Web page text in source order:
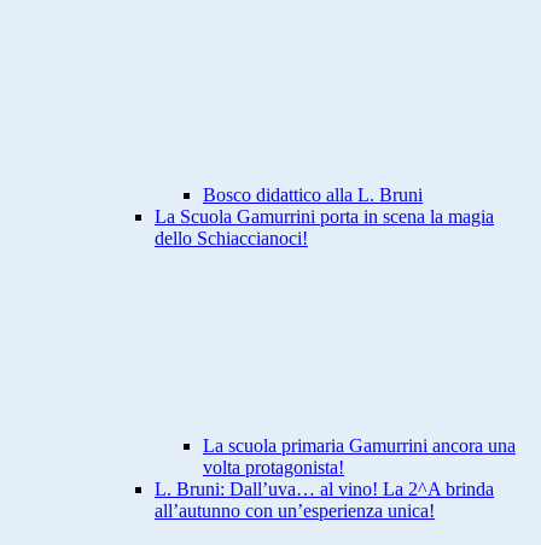
Bosco didattico alla L. Bruni
La Scuola Gamurrini porta in scena la magia
dello Schiaccianoci!
La scuola primaria Gamurrini ancora una
volta protagonista!
L. Bruni: Dall’uva… al vino! La 2^A brinda
all’autunno con un’esperienza unica!